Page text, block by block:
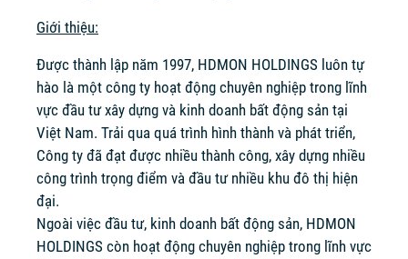
Giới thiệu:
Được thành lập năm 1997, HDMON HOLDINGS luôn tự
hào là một công ty hoạt động chuyên nghiệp trong lĩnh
vực đầu tư xây dựng và kinh doanh bất động sản tại
Việt Nam. Trải qua quá trình hình thành và phát triển,
Công ty đã đạt được nhiều thành công, xây dựng nhiều
công trình trọng điểm và đầu tư nhiều khu đô thị hiện
đại.
Ngoài việc đầu tư, kinh doanh bất động sản, HDMON
HOLDINGS còn hoạt động chuyên nghiệp trong lĩnh vực